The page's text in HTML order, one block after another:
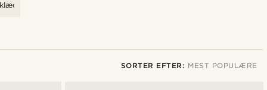
SORTER EFTER: MEST POPULÆRE